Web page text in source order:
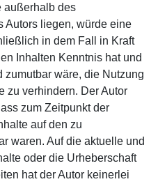
außerhalb des
Autors liegen, würde eine
in dem Fall in Kraft
Inhalten Kenntnis hat und
wäre, die Nutzung
zu verhindern. Der Autor
zum Zeitpunkt der
auf den zu
waren. Auf die aktuelle und
oder die Urheberschaft
hat der Autor keinerlei